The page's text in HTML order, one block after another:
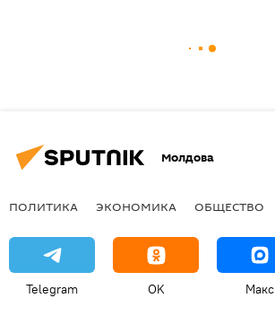
Молдова
ПОЛИТИКА ЭКОНОМИКА ОБЩЕСТВО
Telegram OK Макс